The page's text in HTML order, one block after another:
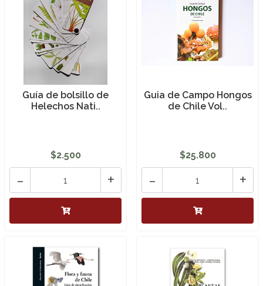
Guía de bolsillo de
Helechos Nati..
$2.500
+
-
Guia de Campo Hongos
de Chile Vol..
$25.800
+
-